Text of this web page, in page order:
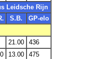
Leidsche Rijn
S.B.
GP-elo
21.00
436
13.00
475